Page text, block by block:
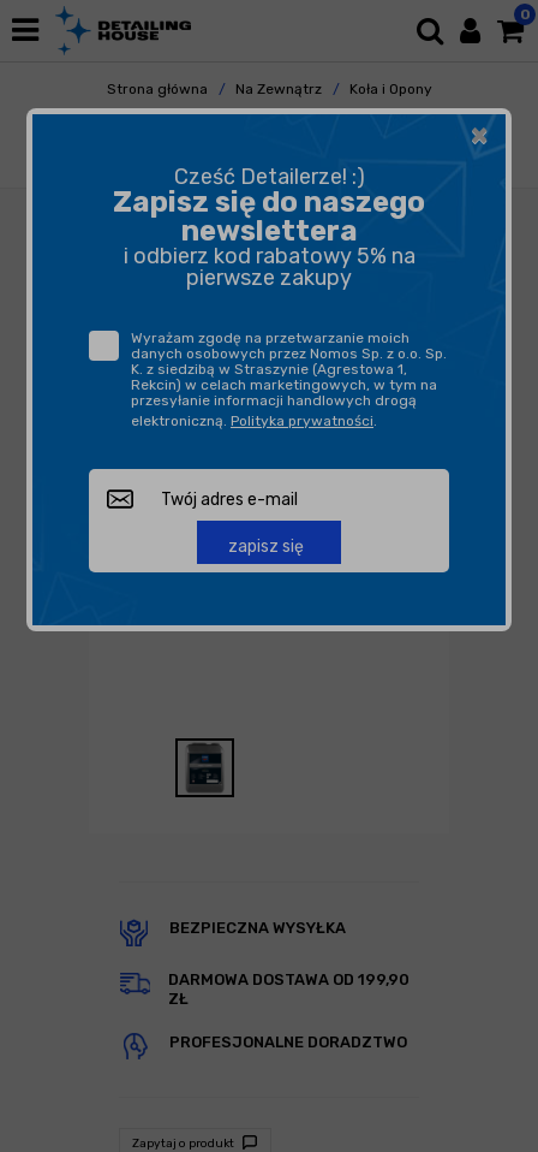
0
Strona główna Na Zewnątrz
Koła i Opony
Czyszczenie Felg
BEZPIECZNA WYSYŁKA
DARMOWA DOSTAWA OD 199,90
ZŁ
PROFESJONALNE DORADZTWO
Zapytaj o produkt
×
Cześć Detailerze! :)
Zapisz się do naszego
newslettera
i odbierz kod rabatowy 5% na
pierwsze zakupy
Wyrażam zgodę na przetwarzanie moich
danych osobowych przez Nomos Sp. z o.o. Sp.
K. z siedzibą w Straszynie (Agrestowa 1,
Rekcin) w celach marketingowych, w tym na
przesyłanie informacji handlowych drogą
elektroniczną. Polityka prywatności.
zapisz się